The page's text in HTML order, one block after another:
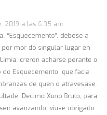
2019 a las 6:35 am
“Esquecemento”, debese a
mor do singular lugar en
creron acharse perante o
Esquecemento, que facia
de quen o atravesase.
Decimo Xuno Bruto, para
avanzando, viuse obrigado